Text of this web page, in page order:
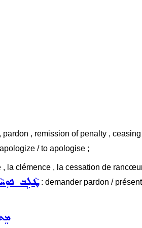
, remission of penalty ,
/ to apologise ;
la clémence , la cessation de
ܛܵܠܹܒ: demander pardon /